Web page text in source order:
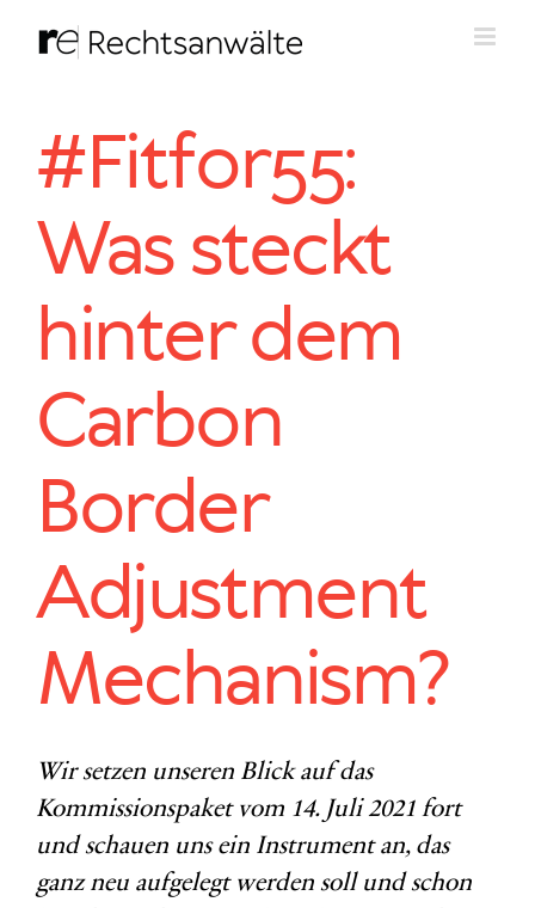
Inhalt
#Fitfor55:
Was steckt
hinter dem
Carbon
Border
Adjustment
Mechanism?
Wir setzen unseren Blick auf das
Kommissionspaket vom 14. Juli 2021 fort
und schauen uns ein Instrument an, das
ganz neu aufgelegt werden soll und schon